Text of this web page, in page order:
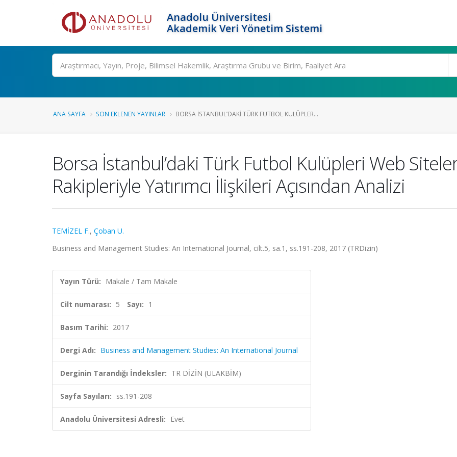
Anadolu Üniversitesi
Akademik Veri Yönetim Sistemi
Ara
ANA SAYFA SON EKLENEN YAYINLAR BORSA İSTANBUL’DAKI TÜRK FUTBOL KULÜPLER...
Borsa İstanbul’daki Türk Futbol Kulüpleri Web
Rakipleriyle Yatırımcı İlişkileri Açısından Analizi
TEMİZEL F., Çoban U.
Business and Management Studies: An International Journal, cilt.5, sa.1, ss.191-208, 2017 (TRDizin)
Yayın Türü: Makale / Tam Makale
Cilt numarası: 5 Sayı: 1
Basım Tarihi: 2017
Dergi Adı: Business and Management Studies: An International Journal
Derginin Tarandığı İndeksler: TR DİZİN (ULAKBİM)
Sayfa Sayıları: ss.191-208
Anadolu Üniversitesi Adresli: Evet